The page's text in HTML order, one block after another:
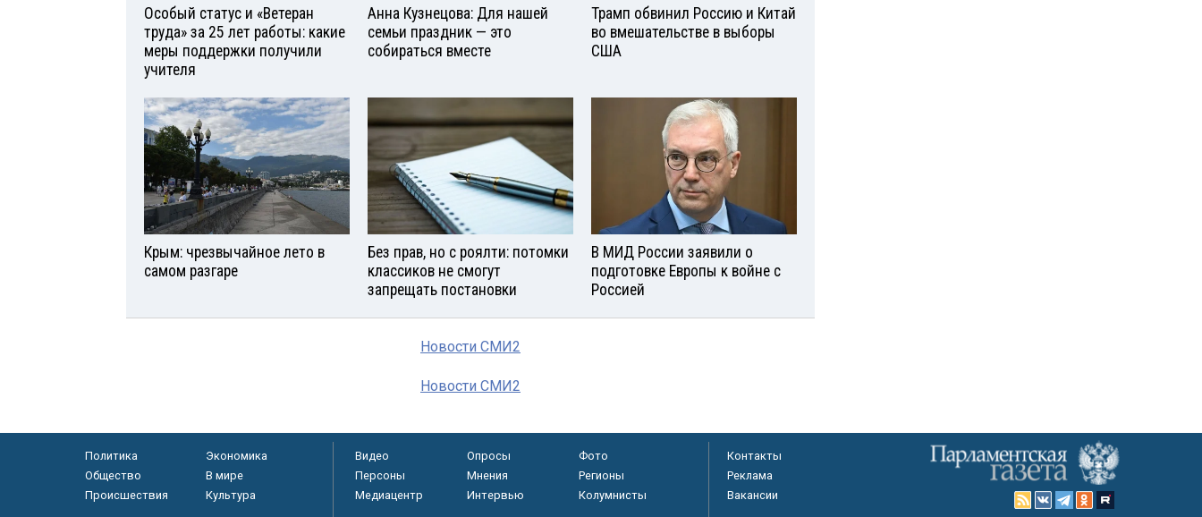
Особый статус и «Ветеран
труда» за 25 лет работы: какие
меры поддержки получили
учителя
Анна Кузнецова: Для нашей
семьи праздник — это
собираться вместе
Трамп обвинил Россию и Китай
во вмешательстве в выборы
США
Крым: чрезвычайное лето в
самом разгаре
Без прав, но с роялти: потомки
классиков не смогут
запрещать постановки
В МИД России заявили о
подготовке Европы к войне с
Россией
Новости СМИ2
Новости СМИ2
Политика
Экономика
Общество
В мире
Происшествия
Культура
Видео Опросы
Фото
Персоны
Мнения
Регионы
Медиацентр
Интервью Колумнисты
Контакты
Реклама
Вакансии